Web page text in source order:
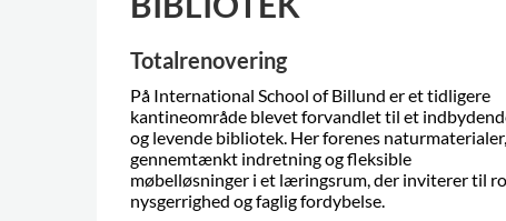
Totalrenovering
På International School of Billund er et tidligere
kantineområde blevet forvandlet til et
og levende bibliotek. Her forenes naturmaterialer,
gennemtænkt indretning og fleksible
møbelløsninger i et læringsrum, der inviterer til
nysgerrighed og faglig fordybelse.